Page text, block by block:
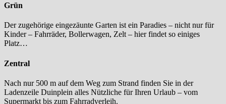
Grün
Der zugehörige eingezäunte Garten ist ein Paradies – nicht nur für
Kinder – Fahrräder, Bollerwagen, Zelt – hier findet so einiges
Platz…
Zentral
Nach nur 500 m auf dem Weg zum Strand finden Sie in der
Ladenzeile Duinplein alles Nützliche für Ihren Urlaub – vom
Supermarkt bis zum Fahrradverleih.